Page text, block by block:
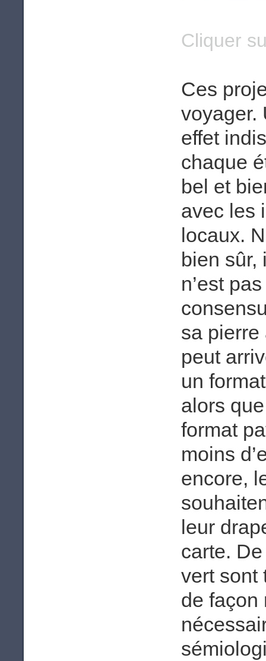
Cliquer
Ces
voyager.
effet
chaque
bel et
avec les
locaux.
bien sûr,
n’est
sa pierre
peut
un
alors
format
moins
encore,
leur
carte.
vert sont
de façon